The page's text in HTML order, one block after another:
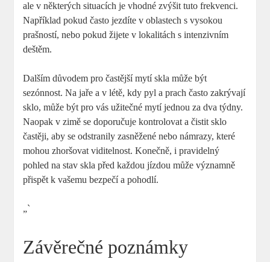
ale v některých situacích je vhodné zvýšit tuto frekvenci.
Například pokud často jezdíte v oblastech s vysokou
prašností, nebo pokud žijete v lokalitách s intenzivním
deštěm.
Dalším důvodem pro častější mytí skla může být
sezónnost. Na jaře a v létě, kdy pyl a prach často zakrývají
sklo, může být pro vás užitečné mytí jednou za dva týdny.
Naopak v zimě se doporučuje kontrolovat a čistit sklo
častěji, aby se odstranily zasněžené nebo námrazy, které
mohou zhoršovat viditelnost. Konečně, i pravidelný
pohled na stav skla před každou jízdou může významně
přispět k vašemu bezpečí a pohodlí.
„`
Závěrečné poznámky